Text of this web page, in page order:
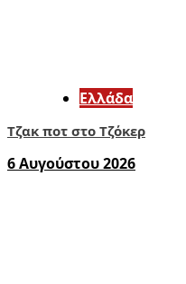
Ελλάδα
Τζακ ποτ στο Τζόκερ
6 Αυγούστου 2026